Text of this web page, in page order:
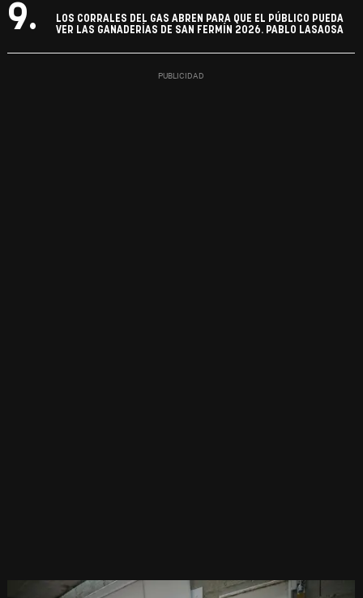
9.
LOS CORRALES DEL GAS ABREN PARA QUE EL PÚBLICO PUEDA
VER LAS GANADERÍAS DE SAN FERMÍN 2026. PABLO LASAOSA